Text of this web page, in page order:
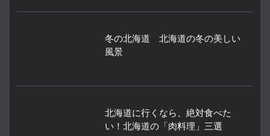
冬の北海道 北海道の冬の美しい
風景
北海道に行くなら、絶対食べた
い！北海道の「肉料理」三選